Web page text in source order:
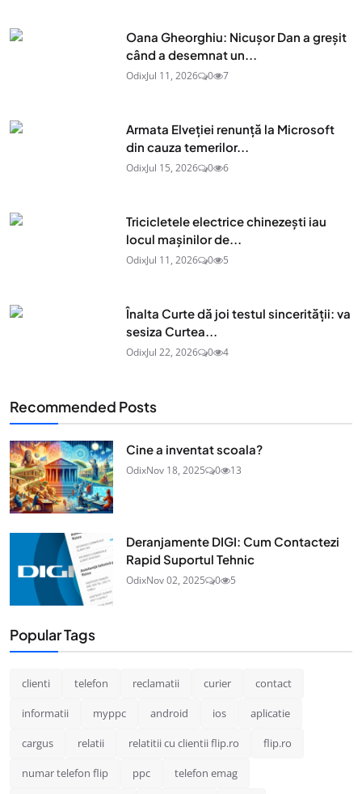
Oana Gheorghiu: Nicușor Dan a greșit
când a desemnat un...
OdixJul 11, 2026 0 7
Armata Elveției renunță la Microsoft
din cauza temerilor...
OdixJul 15, 2026 0 6
Tricicletele electrice chinezești iau
locul mașinilor de...
OdixJul 11, 2026 0 5
Înalta Curte dă joi testul sincerității: va
sesiza Curtea...
OdixJul 22, 2026 0 4
Recommended Posts
Cine a inventat scoala?
OdixNov 18, 2025 0 13
Deranjamente DIGI: Cum Contactezi
Rapid Suportul Tehnic
OdixNov 02, 2025 0 5
Popular Tags
clienti telefon reclamatii curier contact
informatii myppc android ios aplicatie
cargus relatii relatitii cu clientii flip.ro flip.ro
numar telefon flip ppc telefon emag